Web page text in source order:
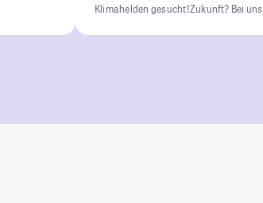
Klimahelden gesucht!Zukunft? Bei